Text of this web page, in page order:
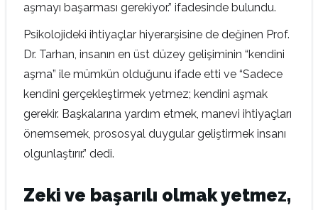
aşmayı başarması gerekiyor.” ifadesinde bulundu.
Psikolojideki ihtiyaçlar hiyerarşisine de değinen Prof.
Dr. Tarhan, insanın en üst düzey gelişiminin “kendini
aşma” ile mümkün olduğunu ifade etti ve “Sadece
kendini gerçekleştirmek yetmez; kendini aşmak
gerekir. Başkalarına yardım etmek, manevi ihtiyaçları
önemsemek, prososyal duygular geliştirmek insanı
olgunlaştırır.” dedi.
Zeki ve başarılı olmak yetmez,